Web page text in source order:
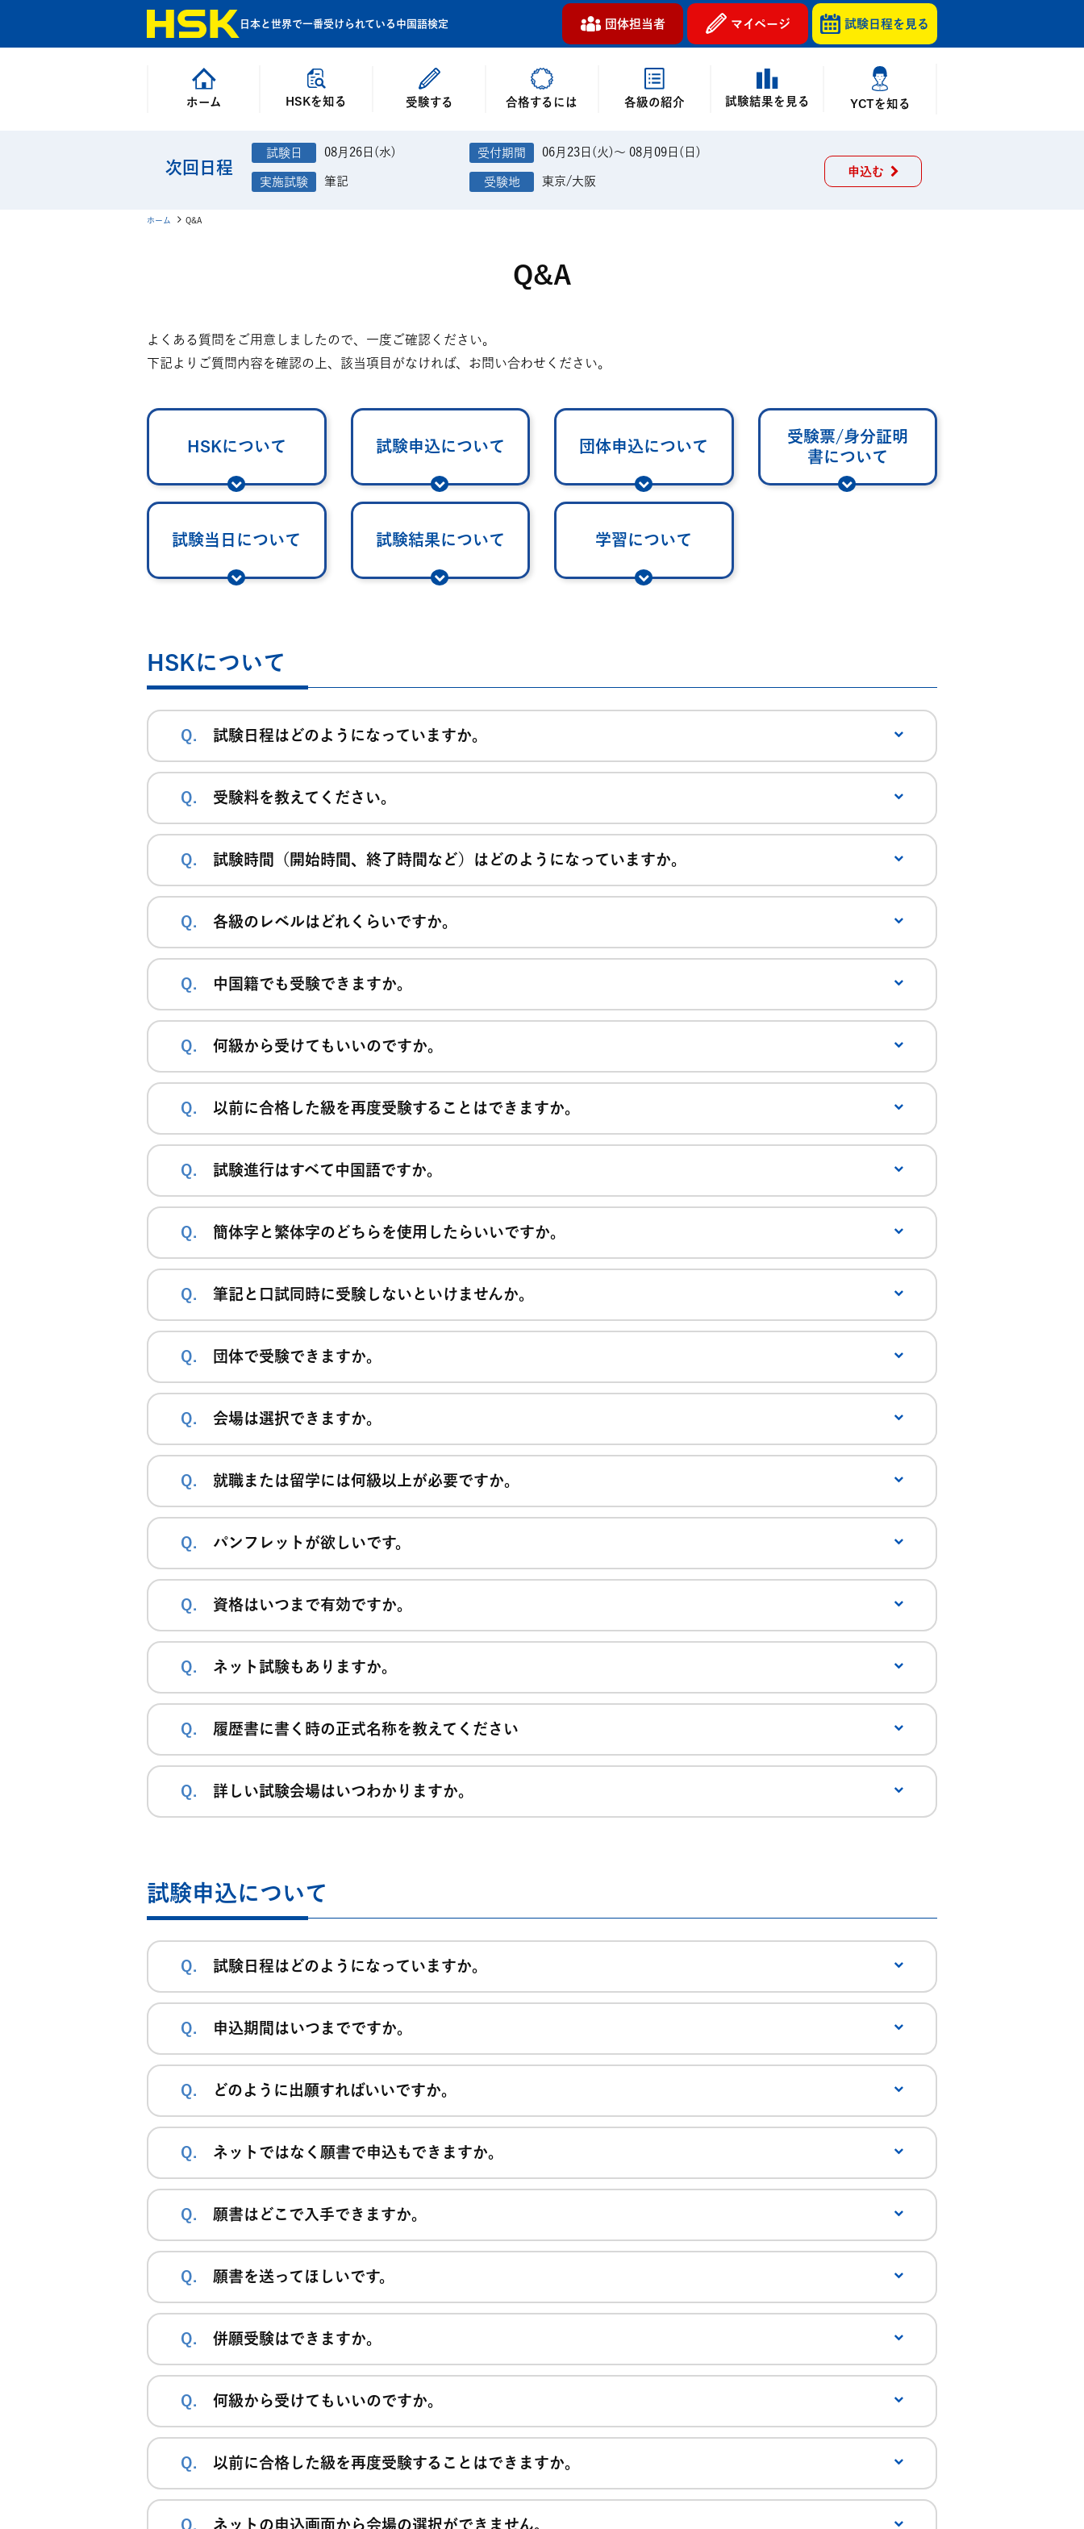
日本と世界で一番受けられている中国語検定 団体担当者 マイページ 試験日程を 見る
ホーム HSKを知る 受験する 合格するには 各級の紹介 試験結果を見る YCTを知る
次回日程
08月26日(水) 06月23日(火)～ 08月09日(日)
筆記 東京/大阪
申込む
ホーム Q&A
Q&A
よくある質問をご用意しましたので、一度ご確認ください。
下記よりご質問内容を確認の上、該当項目がなければ、お問い合わせください。
HSKについて 試験申込について 団体申込について
受験票/身分証明
書について
試験当日について 試験結果について 学習について
HSKについて
試験日程はどのようになっていますか。
受験料を教えてください。
試験時間（開始時間、終了時間など）はどのようになっていますか。
各級のレベルはどれくらいですか。
中国籍でも受験できますか。
何級から受けてもいいのですか。
以前に合格した級を再度受験することはできますか。
試験進行はすべて中国語ですか。
簡体字と繁体字のどちらを使用したらいいですか。
筆記と口試同時に受験しないといけませんか。
団体で受験できますか。
会場は選択できますか。
就職または留学には何級以上が必要ですか。
パンフレットが欲しいです。
資格はいつまで有効ですか。
ネット試験もありますか。
履歴書に書く時の正式名称を教えてください
詳しい試験会場はいつわかりますか。
試験申込について
試験日程はどのようになっていますか。
申込期間はいつまでですか。
どのように出願すればいいですか。
ネットではなく願書で申込もできますか。
願書はどこで入手できますか。
願書を送ってほしいです。
併願受験はできますか。
何級から受けてもいいのですか。
以前に合格した級を再度受験することはできますか。
ネットの申込画面から会場の選択ができません。